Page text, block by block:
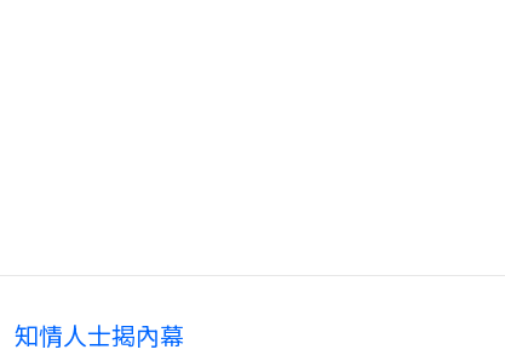
知情人士揭內幕